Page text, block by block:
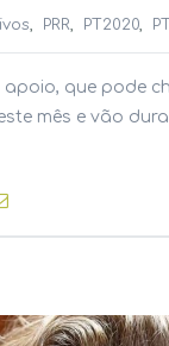
PRR PT2020
que pode
mês e vão